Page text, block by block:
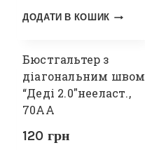
ДОДАТИ В КОШИК
Бюстгальтер з
діагональним швом
“Деді 2.0″нееласт.,
70АА
120 грн